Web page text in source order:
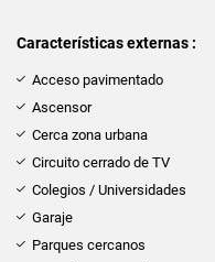
Características externas :
Acceso pavimentado
Ascensor
Cerca zona urbana
Circuito cerrado de TV
Colegios / Universidades
Garaje
Parques cercanos